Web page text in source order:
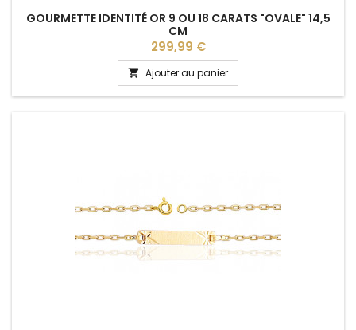
GOURMETTE IDENTITÉ OR 9 OU 18 CARATS "OVALE" 14,5
CM
Prix
299,99 €
 Ajouter au panier